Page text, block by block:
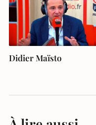
Didier Maïsto